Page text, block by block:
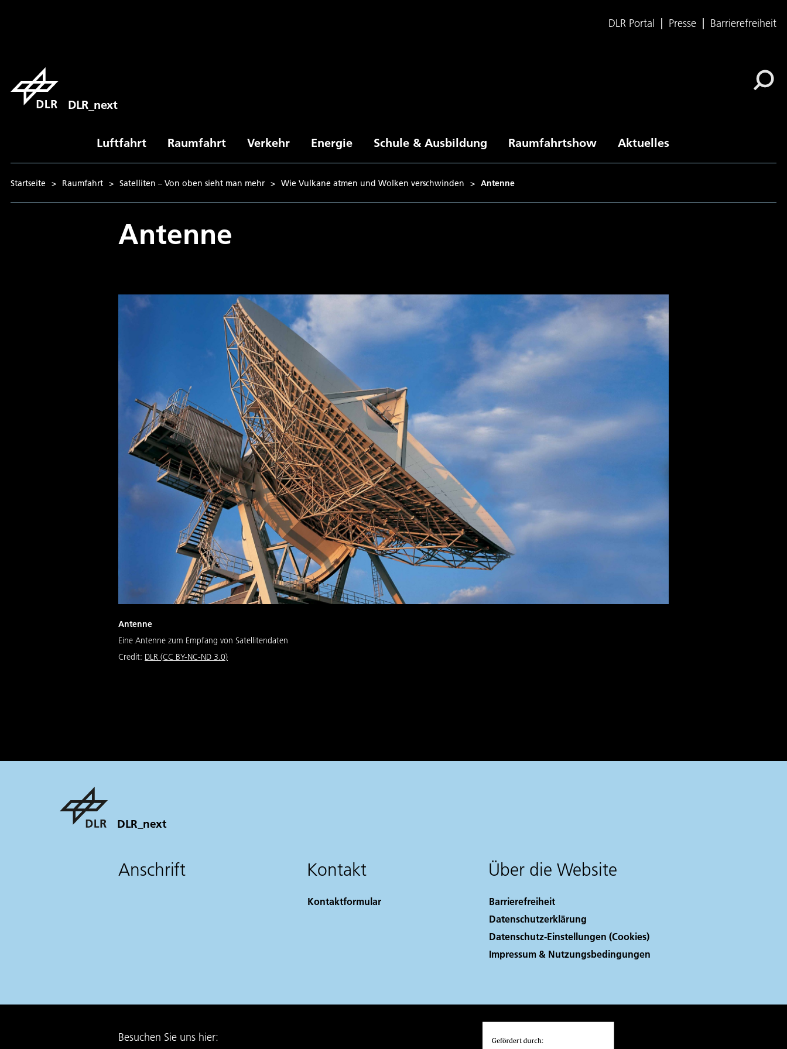
DLR Portal Presse Barrierefreiheit
DLR_next
Luftfahrt Raumfahrt Verkehr Energie Schule & Ausbildung Raumfahrtshow Aktuelles
Startseite > Raumfahrt > Satelliten – Von oben sieht man mehr > Wie Vulkane atmen und Wolken verschwinden > Antenne
Antenne
Antenne
Eine Antenne zum Empfang von Satellitendaten
Credit: DLR (CC BY-NC-ND 3.0)
DLR_next
Anschrift Kontakt
Kontaktformular
Über die Website
Barrierefreiheit
Datenschutzerklärung
Datenschutz-Einstellungen (Cookies)
Impressum & Nutzungsbedingungen
Besuchen Sie uns hier: